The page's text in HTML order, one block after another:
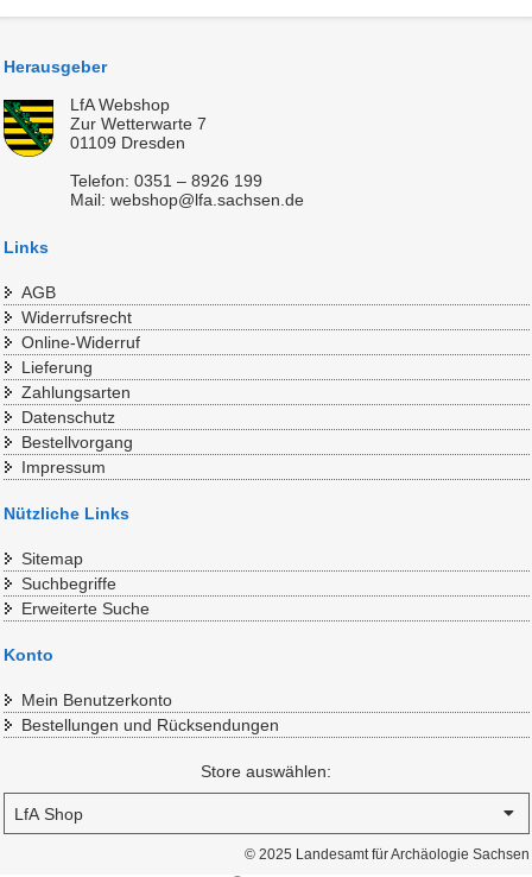
Herausgeber
LfA Webshop
Zur Wetterwarte 7
01109 Dresden
Telefon: 0351 – 8926 199
Mail: webshop@lfa.sachsen.de
Links
AGB
Widerrufsrecht
Online-Widerruf
Lieferung
Zahlungsarten
Datenschutz
Bestellvorgang
Impressum
Nützliche Links
Sitemap
Suchbegriffe
Erweiterte Suche
Konto
Mein Benutzerkonto
Bestellungen und Rücksendungen
Store auswählen:
© 2025 Landesamt für Archäologie Sachsen